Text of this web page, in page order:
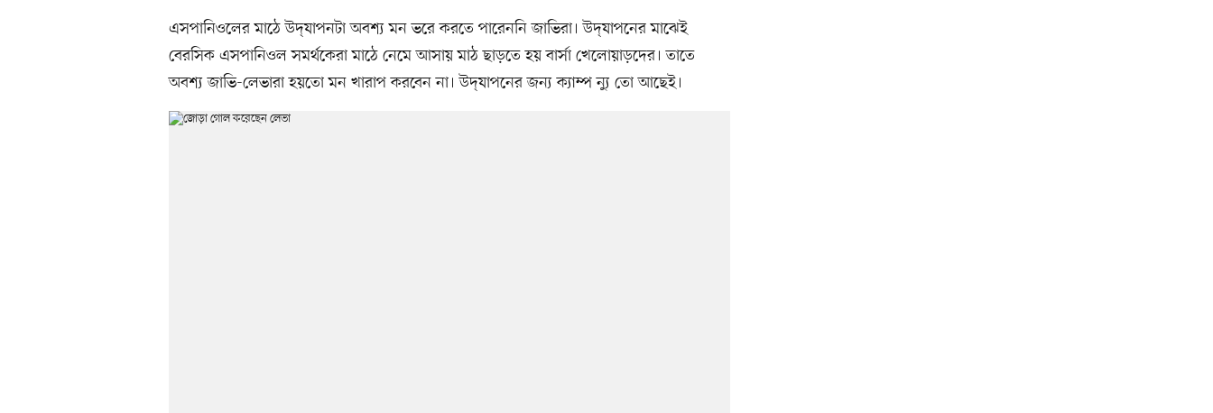
এসপানিওলের মাঠে উদ্‌যাপনটা অবশ্য মন ভরে করতে পারেননি জাভিরা। উদ্‌যাপনের মাঝেই
বেরসিক এসপানিওল সমর্থকেরা মাঠে নেমে আসায় মাঠ ছাড়তে হয় বার্সা খেলোয়াড়দের। তাতে
অবশ্য জাভি-লেভারা হয়তো মন খারাপ করবেন না। উদ্‌যাপনের জন্য ক্যাম্প ন্যু তো আছেই।